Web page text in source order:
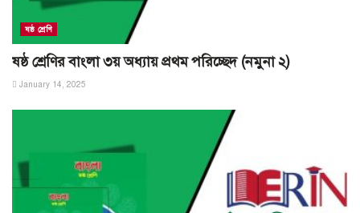
ষষ্ঠ শ্রেণি
ষষ্ঠ শ্রেণির বাংলা ৩য় অধ্যায় প্রথম পরিচ্ছেদ (নমুনা ২)
January 14, 2025